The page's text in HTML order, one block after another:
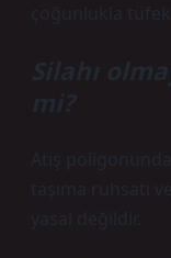
çoğunlukla tüfek
Silahı
mi?
Atış
taşıma ruhsatı
yasal değildir.